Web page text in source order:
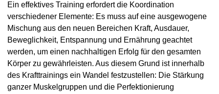
Ein effektives Training erfordert die Koordination
verschiedener Elemente: Es muss auf eine ausgewogene
Mischung aus den neuen Bereichen Kraft, Ausdauer,
Beweglichkeit, Entspannung und Ernährung geachtet
werden, um einen nachhaltigen Erfolg für den gesamten
Körper zu gewährleisten. Aus diesem Grund ist innerhalb
des Krafttrainings ein Wandel festzustellen: Die Stärkung
ganzer Muskelgruppen und die Perfektionierung